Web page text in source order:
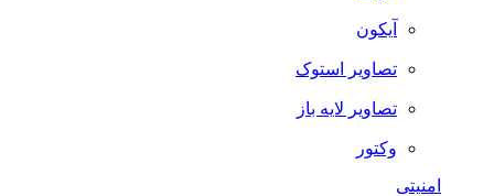
آیکون
تصاویر استوک
تصاویر لایه باز
وکتور
امنیتی